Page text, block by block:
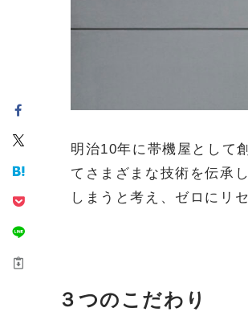
明治10年に帯機屋として
てさまざまな技術を伝承
しまうと考え、ゼロにリ
３つのこだわり